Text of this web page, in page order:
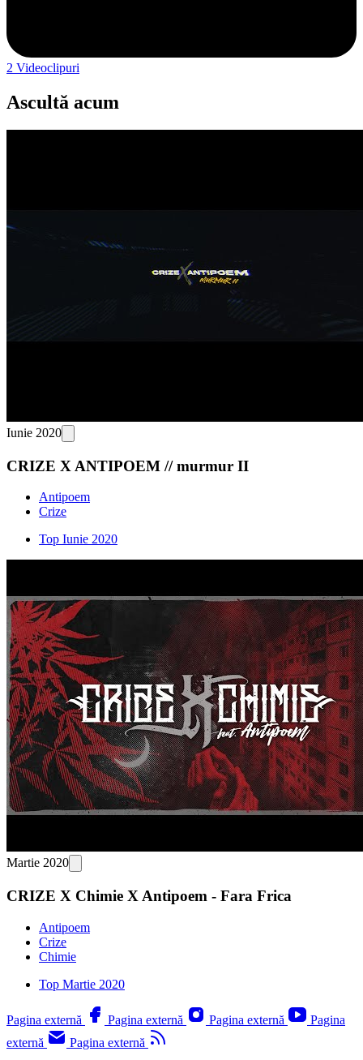
2 Videoclipuri
Ascultă acum
Iunie 2020
CRIZE X ANTIPOEM // murmur II
Antipoem
Crize
Top Iunie 2020
Martie 2020
CRIZE X Chimie X Antipoem - Fara Frica
Antipoem
Crize
Chimie
Top Martie 2020
Pagina externă Pagina externă Pagina externă
Pagina
externă
Pagina externă